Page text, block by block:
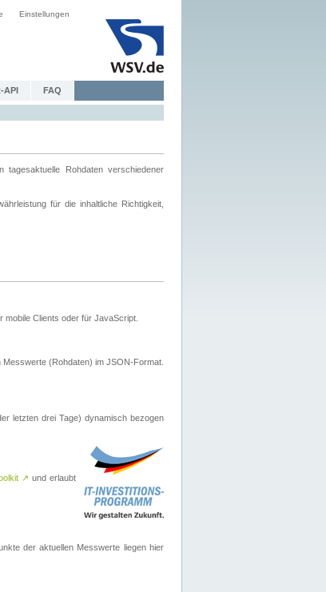
Einstellungen
API FAQ
tagesaktuelle Rohdaten verschiedener
für die inhaltliche Richtigkeit,
Clients oder für JavaScript.
(Rohdaten) im JSON-Format.
letzten drei Tage) dynamisch bezogen
↗ und erlaubt
der aktuellen Messwerte liegen hier